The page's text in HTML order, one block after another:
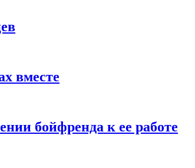
вместе
бойфренда к ее работе